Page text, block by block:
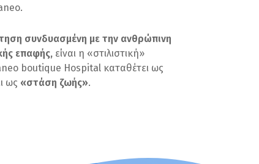
συνδυασμένη με την ανθρώπινη
επαφής, είναι η «στιλιστική»
boutique Hospital καταθέτει ως
ως «στάση ζωής».